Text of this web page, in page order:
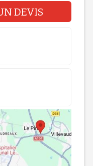
DEVIS